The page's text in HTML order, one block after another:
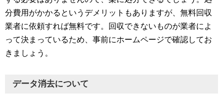
分費用がかかるというデメリットもありますが、無料回収
業者に依頼すれば無料です。回収できないものが業者によ
って決まっているため、事前にホームページで確認してお
きましょう。
データ消去について